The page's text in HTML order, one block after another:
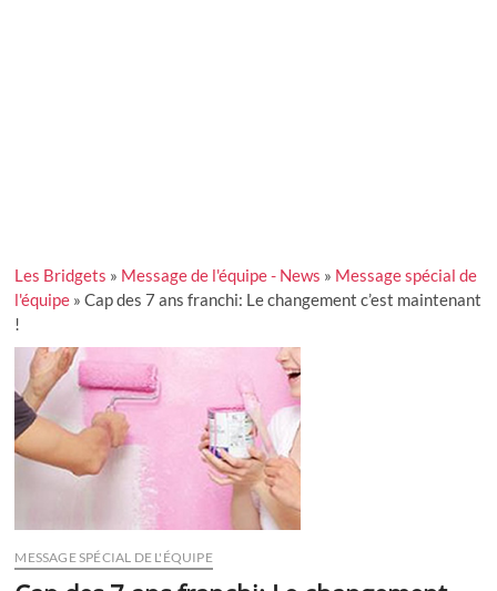
Les Bridgets » Message de l'équipe - News » Message spécial de
l'équipe »Cap des 7 ans franchi: Le changement c’est maintenant
!
MESSAGE SPÉCIAL DE L'ÉQUIPE